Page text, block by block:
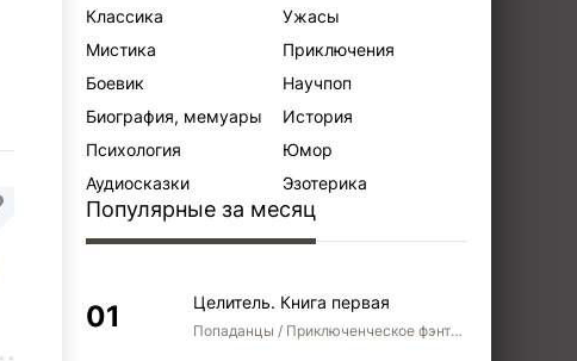
Классика
Ужасы
Мистика
Приключения
Боевик
Научпоп
Биография, мемуары
История
Психология
Юмор
Аудиосказки
Эзотерика
Популярные за месяц
Целитель. Книга первая
Попаданцы / Приключенческое фэнтези / Боевое фэнтези